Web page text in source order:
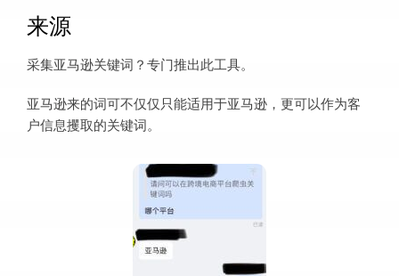
来源
采集亚马逊关键词？专门推出此工具。
亚马逊来的词可不仅仅只能适用于亚马逊，更可以作为客
户信息攫取的关键词。